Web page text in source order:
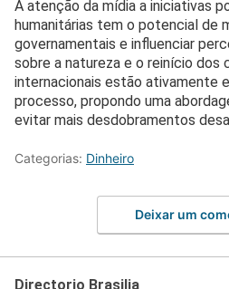
A atenção da mídia a iniciativas
humanitárias tem o potencial de
governamentais e influenciar
sobre a natureza e o reinício dos
internacionais estão ativamente
processo, propondo uma
evitar mais desdobramentos
Categorias: Dinheiro
Deixar um
Directorio Brasilia